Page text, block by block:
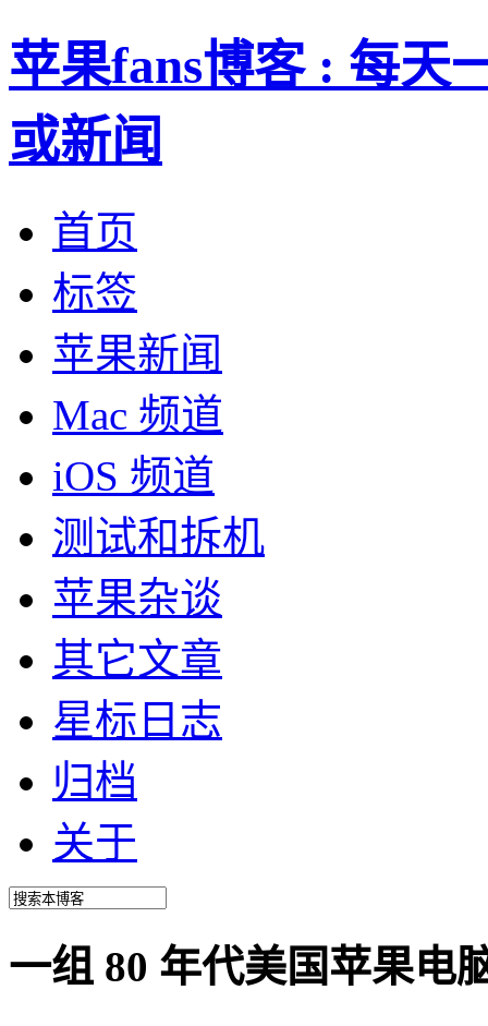
苹果fans博客 : 每天
或新闻
首页
标签
苹果新闻
Mac 频道
iOS 频道
测试和拆机
苹果杂谈
其它文章
星标日志
归档
关于
一组 80 年代美国苹果电